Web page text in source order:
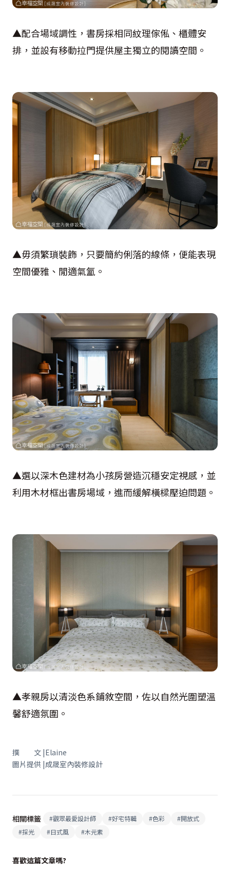
▲配合場域調性，書房採相同紋理傢俬、櫃體安
排，並設有移動拉門提供屋主獨立的閱讀空間。
▲毋須繁瑣裝飾，只要簡約俐落的線條，便能表現
空間優雅、閒適氣氳。
▲選以深木色建材為小孩房營造沉穩安定視感，並
利用木材框出書房場域，進而緩解橫樑壓迫問題。
▲孝親房以清淡色系鋪敘空間，佐以自然光圍塑溫
馨舒適氛圍。
撰 文 |Elaine
圖片提供 |成晟室內裝修設計
相關標籤 #觀眾最愛設計師 #好宅特輯 #色彩 #開放式
#採光 #日式風 #木元素
喜歡這篇文章嗎?